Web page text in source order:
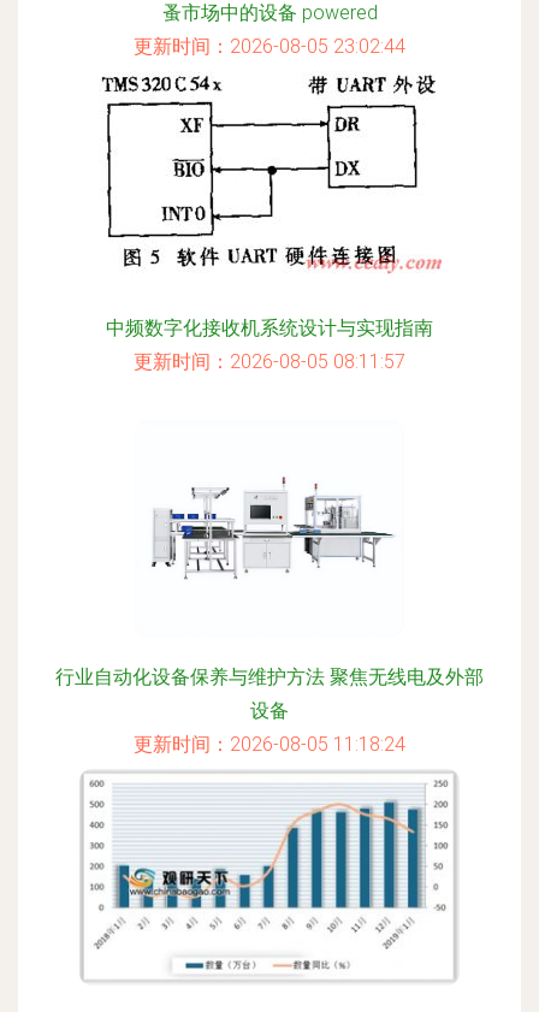
蚤市场中的设备 powered
更新时间：2026-08-05 23:02:44
中频数字化接收机系统设计与实现指南
更新时间：2026-08-05 08:11:57
行业自动化设备保养与维护方法 聚焦无线电及外部
设备
更新时间：2026-08-05 11:18:24